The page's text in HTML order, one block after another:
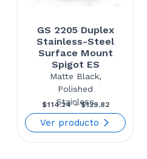
GS 2205 Duplex
Stainless-Steel
Surface Mount
Spigot ES
Matte Black,
Polished
Stainless
$114.24 – $129.82Price
range:
$114.24
Ver producto